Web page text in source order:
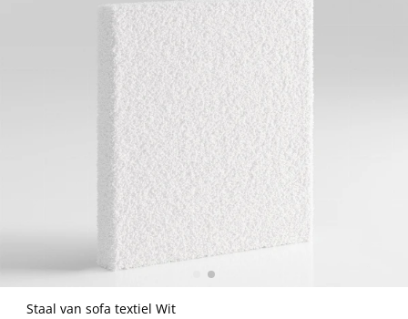
Staal van sofa textiel Wit